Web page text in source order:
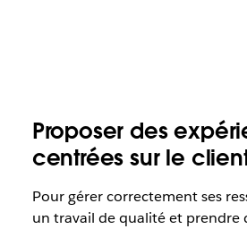
Proposer des
centrées sur le
Pour gérer correctement ses
un travail de qualité et prendre